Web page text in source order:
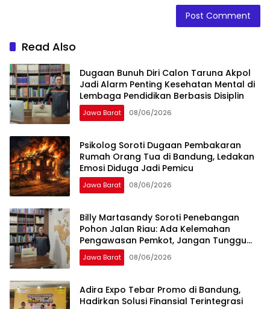
Read Also
Dugaan Bunuh Diri Calon Taruna Akpol
Jadi Alarm Penting Kesehatan Mental di
Lembaga Pendidikan Berbasis Disiplin
Jawa Barat 08/06/2026
Psikolog Soroti Dugaan Pembakaran
Rumah Orang Tua di Bandung, Ledakan
Emosi Diduga Jadi Pemicu
Jawa Barat 08/06/2026
Billy Martasandy Soroti Penebangan
Pohon Jalan Riau: Ada Kelemahan
Pengawasan Pemkot, Jangan Tunggu
Viral Baru Bertindak
Jawa Barat 08/06/2026
Adira Expo Tebar Promo di Bandung,
Hadirkan Solusi Finansial Terintegrasi